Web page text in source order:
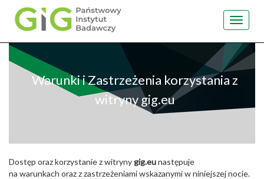
Przejdź
treści
Toggle
Warunki i Zastrzeżenia korzystania z
witryny gig.eu
Dostęp oraz korzystanie z witrynygig.eunastępuje
na warunkach oraz z zastrzeżeniami wskazanymi w niniejszej nocie.